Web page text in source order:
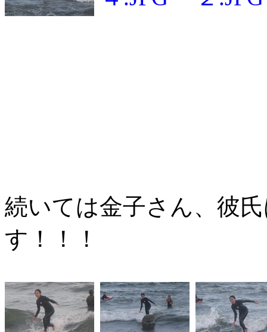
続いては金子さん、彼
す！！！